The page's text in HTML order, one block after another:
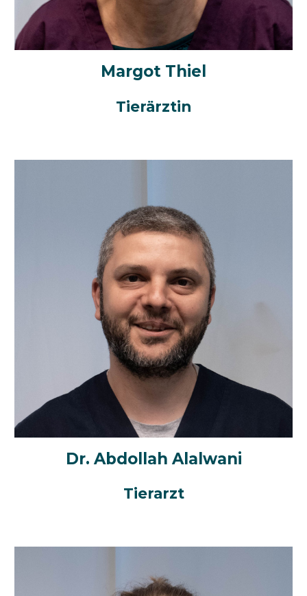
Margot Thiel
Tierärztin
Dr. Abdollah Alalwani
Tierarzt